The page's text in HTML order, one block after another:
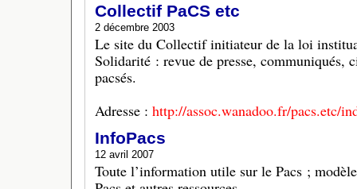
Collectif PaCS etc
2 décembre 2003
Le site du Collectif initiateur de la loi
Solidarité : revue de presse, communiqués,
pacsés.
Adresse : http://assoc.wanadoo.fr/pacs.etc/
InfoPacs
12 avril 2007
Toute l’information utile sur le Pacs ;